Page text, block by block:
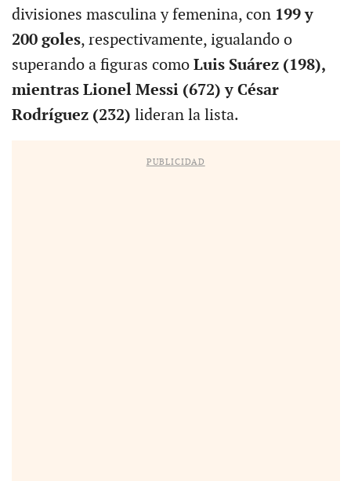
divisiones masculina y femenina, con 199 y
200 goles, respectivamente, igualando o
superando a figuras como Luis Suárez (198),
mientras Lionel Messi (672) y César
Rodríguez (232) lideran la lista.
PUBLICIDAD